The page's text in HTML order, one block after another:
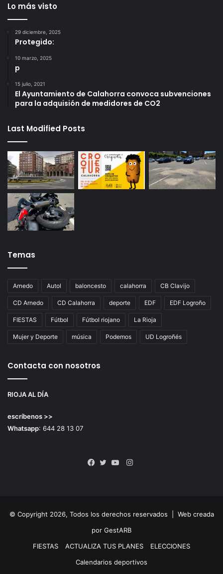
Lo más visto
29 diciembre, 2025
Protegido:
10 marzo, 2025
p
15 julio, 2021
El Ayuntamiento de Calahorra convoca subvenciones
para la adquisión de medidores de CO2
Last Modified Posts
Temas
Arnedo Autol baloncesto calahorra CB Clavijo
CD Arnedo CD Calahorra deporte EDF EDF Logroño
FIESTAS Fútbol Fútbol riojano La Rioja
Mujer y Deporte música Podemos UD Logroñés
Contacta con nosotros
RIOJA AL DÍA
escríbenos >>
Whatsapp: 644 28 13 07
Instagram
© Copyright 2026, Todos los derechos reservados | Web creada
por GestARB
FIESTAS
ACTUALIZA TUS PLANES
ELECCIONES
Calendarios deportivos